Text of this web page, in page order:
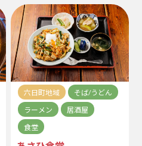
の鮮魚を使ったおつまみや
地元の日本酒も充実してい
ます。
六日町地域
そば/うどん
ラーメン
居酒屋
食堂